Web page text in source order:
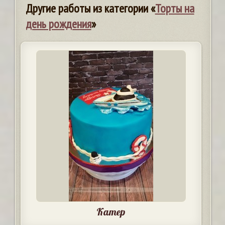
Другие работы из категории «Торты на
день рождения»
Катер